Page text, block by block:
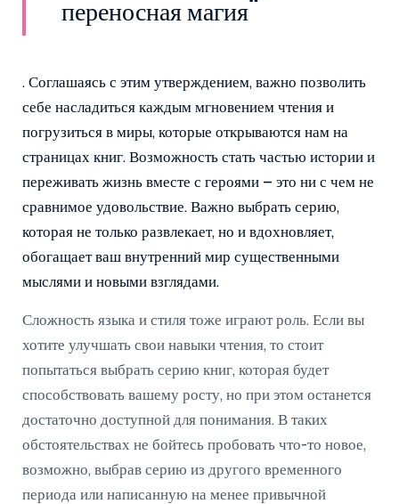
переносная магия"
. Соглашаясь с этим утверждением, важно позволить
себе насладиться каждым мгновением чтения и
погрузиться в миры, которые открываются нам на
страницах книг. Возможность стать частью истории и
переживать жизнь вместе с героями – это ни с чем не
сравнимое удовольствие. Важно выбрать серию,
которая не только развлекает, но и вдохновляет,
обогащает ваш внутренний мир существенными
мыслями и новыми взглядами.
Сложность языка и стиля тоже играют роль. Если вы
хотите улучшать свои навыки чтения, то стоит
попытаться выбрать серию книг, которая будет
способствовать вашему росту, но при этом останется
достаточно доступной для понимания. В таких
обстоятельствах не бойтесь пробовать что-то новое,
возможно, выбрав серию из другого временного
периода или написанную на менее привычной